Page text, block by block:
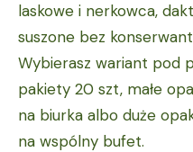
laskowe i nerkowca,
suszone bez
Wybierasz wariant pod
pakiety 20 szt, małe
na biurka albo duże
na wspólny bufet.